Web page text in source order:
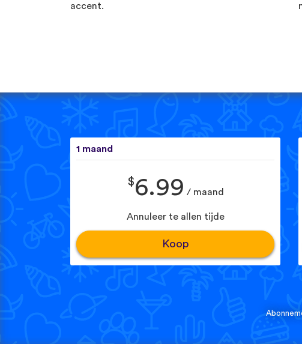
accent.
1 maand
$6.99 / maand
Annuleer te allen tijde
Koop